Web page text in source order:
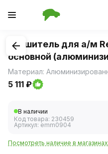
1/2
Глушитель для а/м
основной
TRIALLI
5 111 ₽
В наличии
Код товара: 230459
Артикул: emm0904
Посмотреть наличие в магазинах